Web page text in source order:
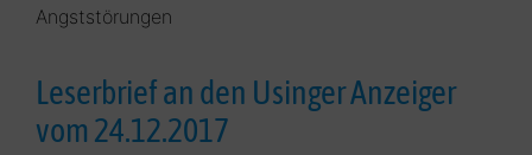
Angststörungen
Leserbrief an den Usinger Anzeiger
vom 24.12.2017